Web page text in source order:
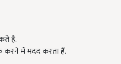
है.
में मदद करता हैं.